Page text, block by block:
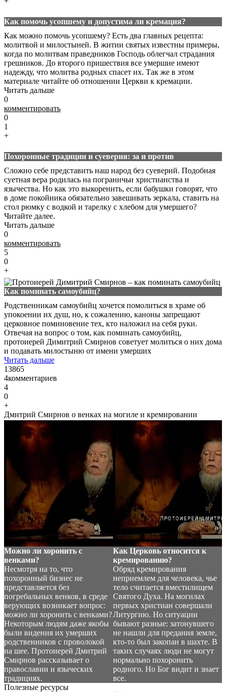
Как помочь усопшему и допустима ли кремация?
Как можно помочь усопшему? Есть два главных рецепта:
молитвой и милостыней. В житии святых известны примеры,
когда по молитвам праведников Господь облегчал страдания
грешников. До второго пришествия все умершие имеют
надежду, что молитва родных спасет их. Так же в этом
материале читайте об отношении Церкви к кремации.
Читать дальше
0
комментировать
0
1
+
Похоронные традиции и суеверия: за и против
Сложно себе представить наш народ без суеверий. Подобная
суетная вера родилась на пограничьи христианства и
язычества. Но как это выкоренить, если бабушки говорят, что
в доме покойника обязательно завешивать зеркала, ставить на
стол рюмку с водкой и тарелку с хлебом для умершего?
Читайте далее.
Читать дальше
0
комментировать
5
0
+
Как поминать самоубийц?
Родственникам самоубийц хочется помолиться в храме об
упокоении их душ, но, к сожалению, каноны запрещают
церковное поминовение тех, кто наложил на себя руки.
Отвечая на вопрос о том, как поминать самоубийц,
протоиерей Димитрий Смирнов советует молиться о них дома
и подавать милостыню от имени умерших
Читать дальше
13865
4комментариев
4
0
+
Дмитрий Смирнов о венках на могиле и кремировании
Можно ли хоронить с
венками?
Несмотря на то, что
похоронный бизнес не
представляется без
погребальных венков, в среде
верующих возникает вопрос:
можно ли хоронить с венками?
Некоторым людям даже якобы
были видения их умерших
родственников с проволокой
на шее. Протоиерей Дмитрий
Смирнов рассказывает о
православии и языческих
традициях.
Как Церковь относится к
кремированию?
Обряд кремирования
неприемлем для человека, чье
тело считается вместилищем
Святого Духа. На могилах
первых христиан совершали
Литургию. Но ситуации
бывают разные: затонувшего
не нашли для предания земле,
кто-то был закопан в шахте. В
таких случаях люди не могут
нормально похоронить
родного. Но Бог видит и знает
все.
Полезные ресурсы